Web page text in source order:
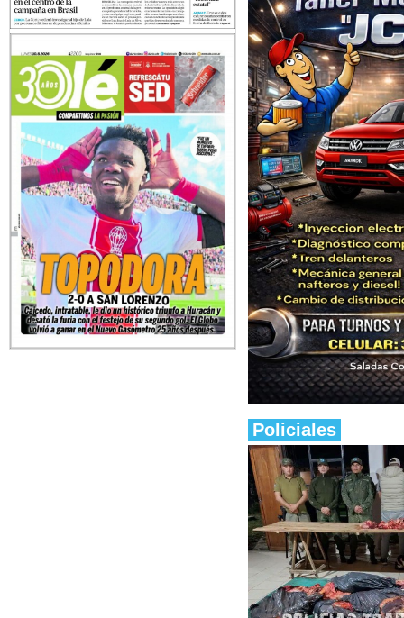
Policiales